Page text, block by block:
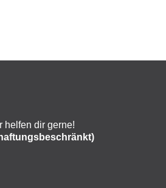
helfen dir gerne!